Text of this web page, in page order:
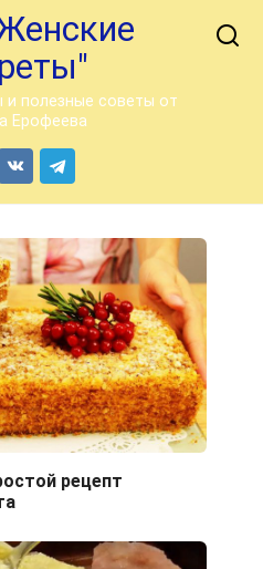
и полезные советы от
Ерофеева
рецепт